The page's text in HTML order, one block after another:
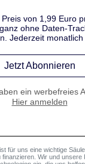
Reizhusten